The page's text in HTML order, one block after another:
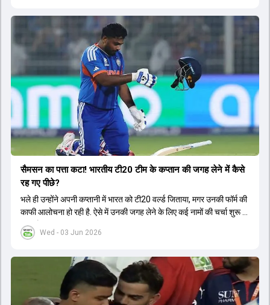
Wed - 03 Jun 2026
सैमसन का पत्ता कटा! भारतीय टी20 टीम के कप्तान की जगह लेने में कैसे
रह गए पीछे?
भले ही उन्होंने अपनी कप्तानी में भारत को टी20 वर्ल्ड जिताया, मगर उनकी फॉर्म की
काफी आलोचना हो रही है. ऐसे में उनकी जगह लेने के लिए कई नामों की चर्चा शुरू हो
चुकी है.